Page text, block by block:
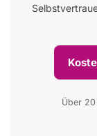
Über